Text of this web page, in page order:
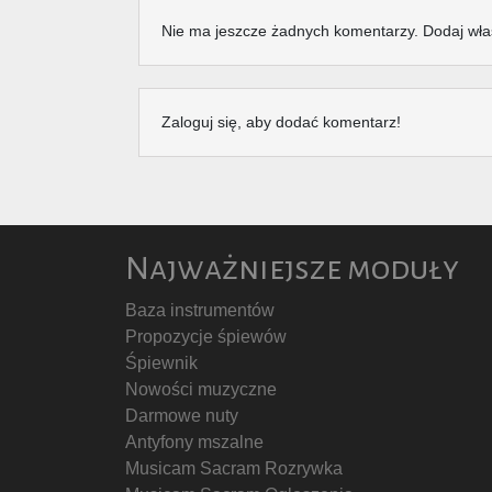
Nie ma jeszcze żadnych komentarzy. Dodaj
Zaloguj się, aby dodać komentarz!
Najważniejsze moduły
Baza instrumentów
Propozycje śpiewów
Śpiewnik
Nowości muzyczne
Darmowe nuty
Antyfony mszalne
Musicam Sacram Rozrywka